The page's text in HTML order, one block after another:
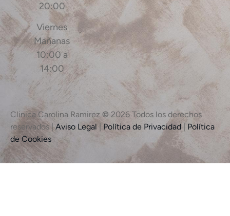
20:00
Viernes
Mañanas
10:00 a
14:00
Clinica Carolina Ramirez © 2026 Todos los derechos
reservados |Aviso Legal| Política de Privacidad| Política
de Cookies